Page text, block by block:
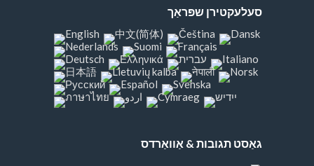
סעלעקטירן שפּראַך
גאַסט תגובות & אַוואַרדס